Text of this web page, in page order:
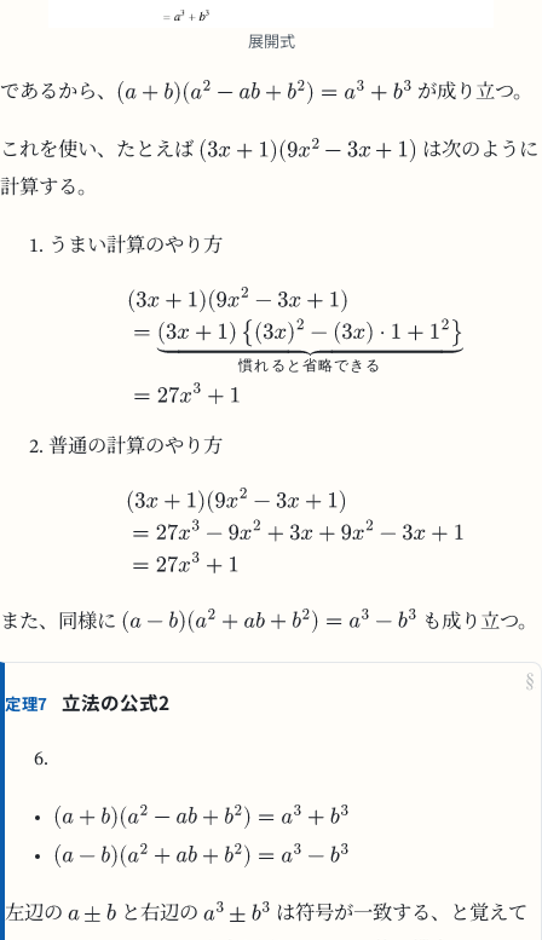
展開式
であるから、 が成り立つ。
これを使い、たとえば
は次のように
計算する。
うまい計算のやり方
慣れ る と 省略で き る
普通の計算のやり方
また、同様に も成り立つ。
§
定理7 立法の公式2
左辺の と右辺の
は符号が一致する、と覚えて